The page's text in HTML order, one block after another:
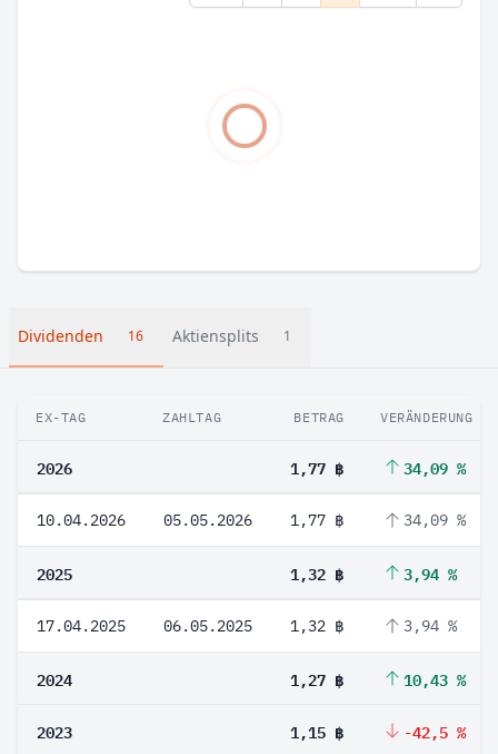
Dividenden 16 Aktiensplits 1
EX-TAG ZAHLTAG BETRAG VERÄNDERUNG
2026 1,77 ฿ 34,09 %
10.04.2026 05.05.2026 1,77 ฿ 34,09 %
2025 1,32 ฿ 3,94 %
17.04.2025 06.05.2025 1,32 ฿ 3,94 %
2024 1,27 ฿ 10,43 %
2023 1,15 ฿ -42,5 %